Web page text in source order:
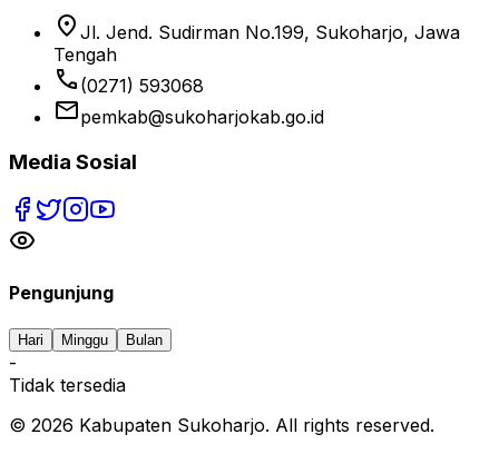
location_on Jl. Jend. Sudirman No.199, Sukoharjo, Jawa
Tengah
phone (0271) 593068
emailpemkab@sukoharjokab.go.id
Media Sosial
Pengunjung
Hari Minggu Bulan
-
Tidak tersedia
© 2026 Kabupaten Sukoharjo. All rights reserved.